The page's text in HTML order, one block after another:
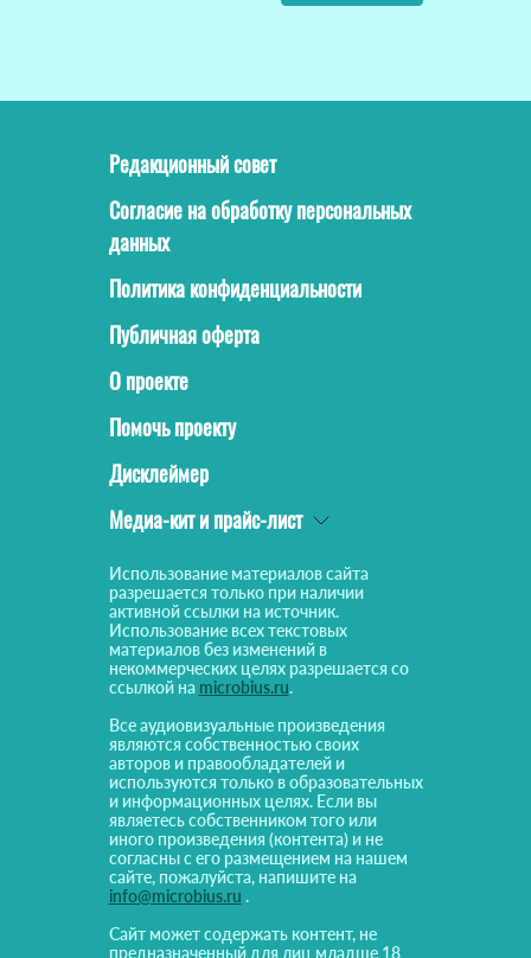
Редакционный совет
Согласие на обработку персональных
данных
Политика конфиденциальности
Публичная оферта
О проекте
Помочь проекту
Дисклеймер
Медиа-кит и прайс-лист
Использование материалов сайта
разрешается только при наличии
активной ссылки на источник.
Использование всех текстовых
материалов без изменений в
некоммерческих целях разрешается со
ссылкой на microbius.ru.
Все аудиовизуальные произведения
являются собственностью своих
авторов и правообладателей и
используются только в образовательных
и информационных целях. Если вы
являетесь собственником того или
иного произведения (контента) и не
согласны с его размещением на нашем
сайте, пожалуйста, напишите на
info@microbius.ru .
Сайт может содержать контент, не
предназначенный для лиц младше 18